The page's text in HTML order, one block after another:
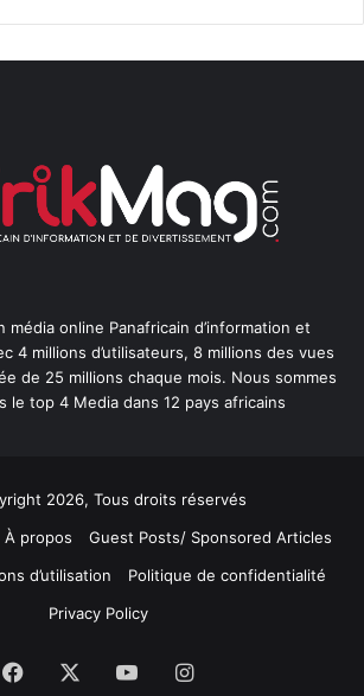
média online Panafricain d’information et
4 millions d’utilisateurs, 8 millions des vues
de 25 millions chaque mois. Nous sommes
le top 4 Media dans 12 pays africains
2026, Tous droits réservés
À propos
Guest Posts/ Sponsored Articles
d’utilisation
Politique de confidentialité
Privacy Policy
Facebook YouTubeInstagram